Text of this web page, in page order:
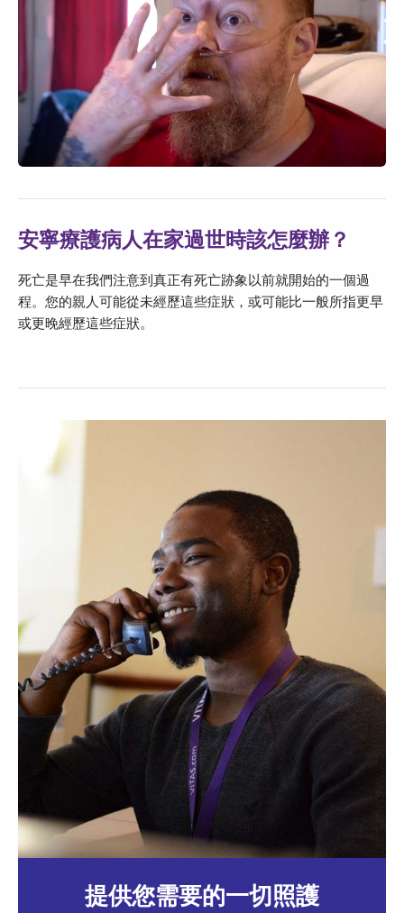
安寧療護病人在家過世時該怎麼辦？
死亡是早在我們注意到真正有死亡跡象以前就開始的一個過
程。您的親人可能從未經歷這些症狀，或可能比一般所指更早
或更晚經歷這些症狀。
提供您需要的一切照護